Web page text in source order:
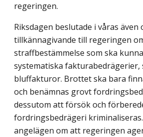
regeringen.
Riksdagen beslutade i våras även
tillkännagivande till regeringen
straffbestämmelse som ska
systematiska fakturabedrägerier,
bluffakturor. Brottet ska bara
och benämnas grovt
dessutom att försök och
fordringsbedrägeri
angelägen om att regeringen